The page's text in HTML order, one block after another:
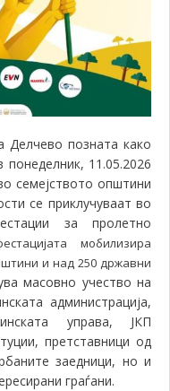
Делчево позната како
понеделник, 11.05.2026
семејството општини
се приклучуваат во
за пролетно
мобилизира
и над 250 државни
масовно учество на
администрација,
управа, ЈКП
претставници од
заедници, но и
граѓани.